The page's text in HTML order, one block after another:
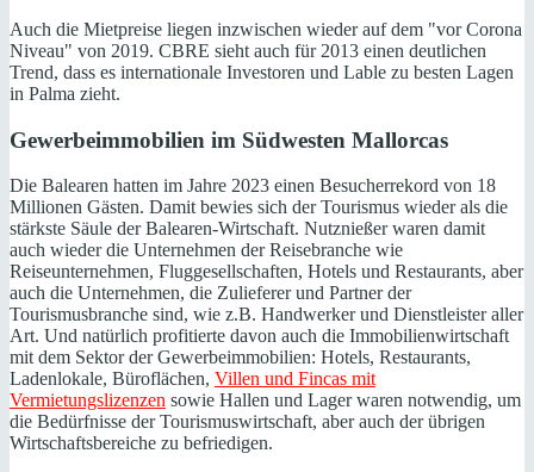
Auch die Mietpreise liegen inzwischen wieder auf dem "vor Corona
Niveau" von 2019. CBRE sieht auch für 2013 einen deutlichen
Trend, dass es internationale Investoren und Lable zu besten Lagen
in Palma zieht.
Gewerbeimmobilien im Südwesten Mallorcas
Die Balearen hatten im Jahre 2023 einen Besucherrekord von 18
Millionen Gästen. Damit bewies sich der Tourismus wieder als die
stärkste Säule der Balearen-Wirtschaft. Nutznießer waren damit
auch wieder die Unternehmen der Reisebranche wie
Reiseunternehmen, Fluggesellschaften, Hotels und Restaurants, aber
auch die Unternehmen, die Zulieferer und Partner der
Tourismusbranche sind, wie z.B. Handwerker und Dienstleister aller
Art. Und natürlich profitierte davon auch die Immobilienwirtschaft
mit dem Sektor der Gewerbeimmobilien: Hotels, Restaurants,
Ladenlokale, Büroflächen, Villen und Fincas mit
Vermietungslizenzen sowie Hallen und Lager waren notwendig, um
die Bedürfnisse der Tourismuswirtschaft, aber auch der übrigen
Wirtschaftsbereiche zu befriedigen.